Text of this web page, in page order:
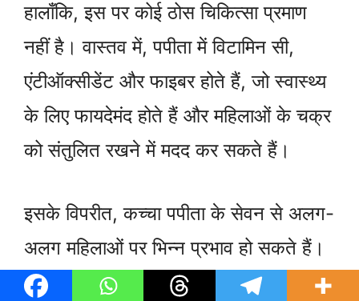
हालाँकि, इस पर कोई ठोस चिकित्सा प्रमाण
नहीं है। वास्तव में, पपीता में विटामिन सी,
एंटीऑक्सीडेंट और फाइबर होते हैं, जो स्वास्थ्य
के लिए फायदेमंद होते हैं और महिलाओं के चक्र
को संतुलित रखने में मदद कर सकते हैं।
इसके विपरीत, कच्चा पपीता के सेवन से अलग-
अलग महिलाओं पर भिन्न प्रभाव हो सकते हैं।
इसलिए, यह आवश्यक है कि महिलाएँ अपने